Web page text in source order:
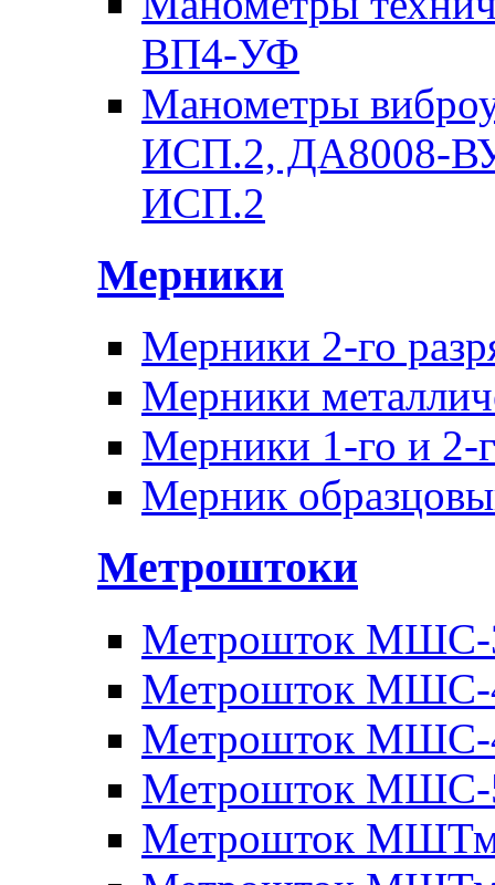
ВП4-УФ
Манометры
ИСП.2, ДА8008-
ИСП.2
Мерники
Мерники 2-го
Мерники
Мерники 1-го и 2-
Мерник
Метроштоки
Метрошток МШС-
Метрошток МШС-
Метрошток МШС-
Метрошток МШС-
Метрошток